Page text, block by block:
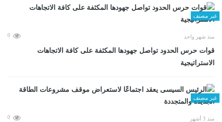
غير مصنف
منذ شهر واحد 0
قوات حرس الحدود تواصل جهودها المكثفة على كافة الاتجاهات
الاستراتيجية
غير مصنف
منذ 3 أشهر 0